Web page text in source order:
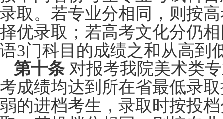
录取。若专业分相同，则按
择优录取；若高考文化分仍
语3门科目的成绩之和从高到
第十条 对报考我院美术类
考成绩均达到所在省最低录
弱的进档考生，录取时按投